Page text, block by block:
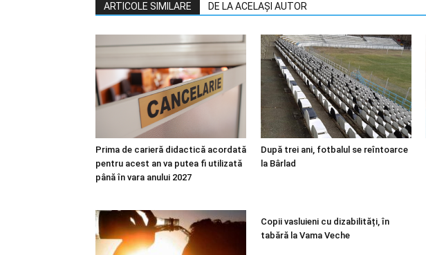
ARTICOLE SIMILARE DE LA ACELAȘI AUTOR
Prima de carieră didactică acordată
pentru acest an va putea fi utilizată
până în vara anului 2027
După trei ani, fotbalul se reîntoarce
la Bârlad
Copii vasluieni cu dizabilități, în
tabără la Vama Veche